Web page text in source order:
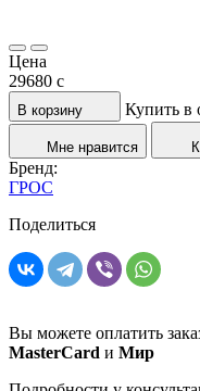
Цена
29680 c
В корзину Купить в
Мне нравится
Бренд:
ГРОС
Поделиться
Вы можете оплатить
MasterCard и Мир